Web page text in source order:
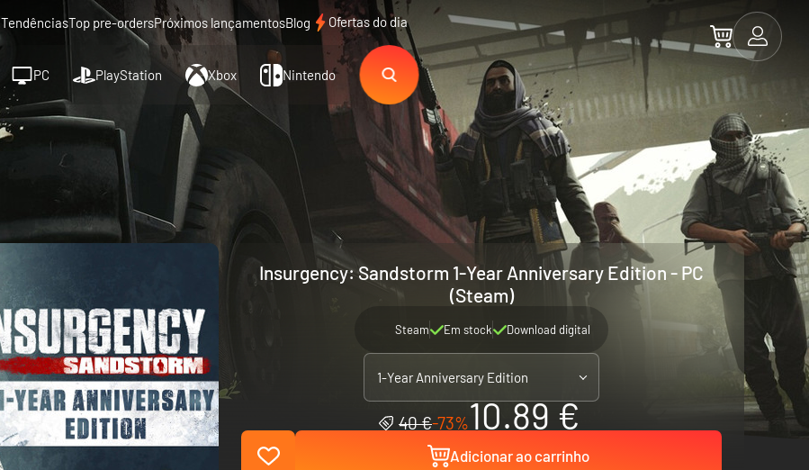
TendênciasTop pre-ordersPróximos lançamentosBlog Ofertas do dia
PC PlayStation Xbox Nintendo
Insurgency: Sandstorm 1-Year Anniversary Edition - PC
(Steam)
Steam Em stock Download digital
1-Year Anniversary Edition
40 €-73%10.89 €
Adicionar ao carrinho